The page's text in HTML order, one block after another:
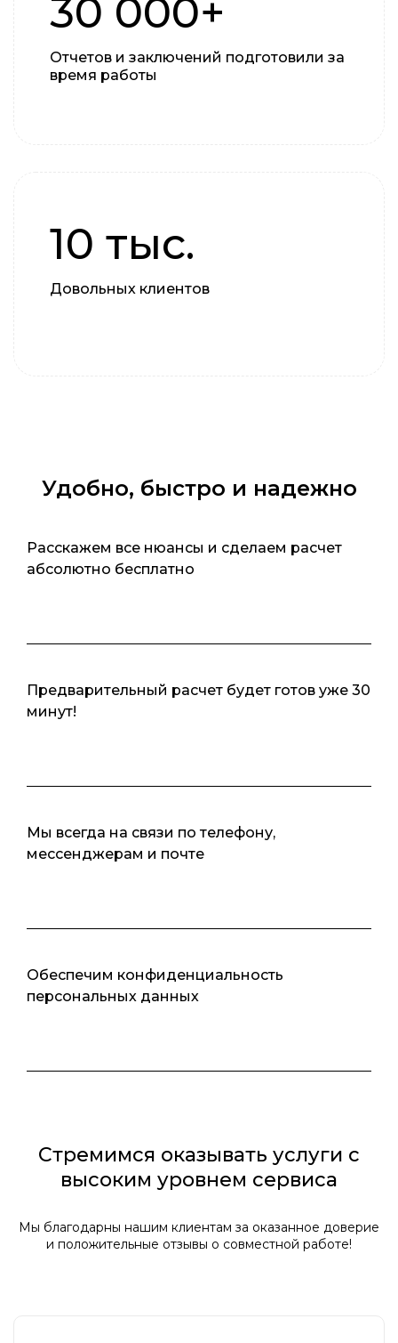
30 000+
Отчетов и заключений подготовили за
время работы
10 тыс.
Довольных клиентов
Удобно, быстро и надежно
Расскажем все нюансы и сделаем расчет
абсолютно бесплатно
Предварительный расчет будет готов уже 30
минут!
Мы всегда на связи по телефону,
мессенджерам и почте
Обеспечим конфиденциальность
персональных данных
Стремимся оказывать услуги с
высоким уровнем сервиса
Мы благодарны нашим клиентам за оказанное доверие
и положительные отзывы о совместной работе!